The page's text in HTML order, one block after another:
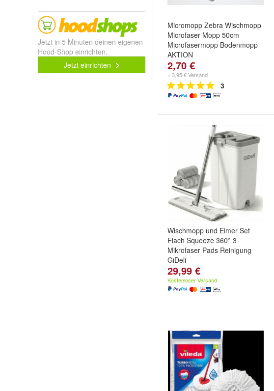
Jetzt in 5 Minuten deinen eigenen
Hood-Shop einrichten.
Jetzt einrichten
Micromopp Zebra Wischmopp
Microfaser Mopp 50cm
Microfasermopp Bodenmopp
AKTION
2,70 €
+ 3,95 € Versand
3
Wischmopp und Eimer Set
Flach Squeeze 360° 3
Mikrofaser Pads Reinigung
GiDeli
29,99 €
Kostenloser Versand